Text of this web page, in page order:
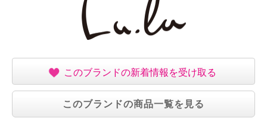
このブランドの新着情報を受け取る
このブランドの商品一覧を見る